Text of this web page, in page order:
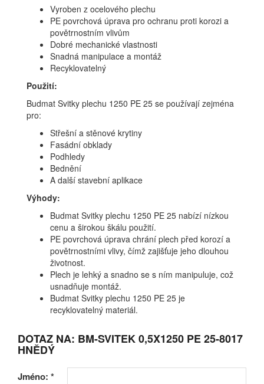
Vyroben z ocelového plechu
PE povrchová úprava pro ochranu proti korozi a
povětrnostním vlivům
Dobré mechanické vlastnosti
Snadná manipulace a montáž
Recyklovatelný
Použití:
Budmat Svitky plechu 1250 PE 25 se používají zejména
pro:
Střešní a stěnové krytiny
Fasádní obklady
Podhledy
Bednění
A další stavební aplikace
Výhody:
Budmat Svitky plechu 1250 PE 25 nabízí nízkou
cenu a širokou škálu použití.
PE povrchová úprava chrání plech před korozí a
povětrnostními vlivy, čímž zajišťuje jeho dlouhou
životnost.
Plech je lehký a snadno se s ním manipuluje, což
usnadňuje montáž.
Budmat Svitky plechu 1250 PE 25 je
recyklovatelný materiál.
DOTAZ NA: BM-SVITEK 0,5X1250 PE 25-8017
HNĚDÝ
Jméno: *